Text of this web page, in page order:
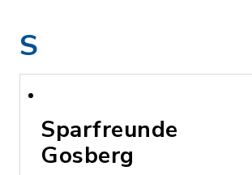
S
Sparfreunde
Gosberg